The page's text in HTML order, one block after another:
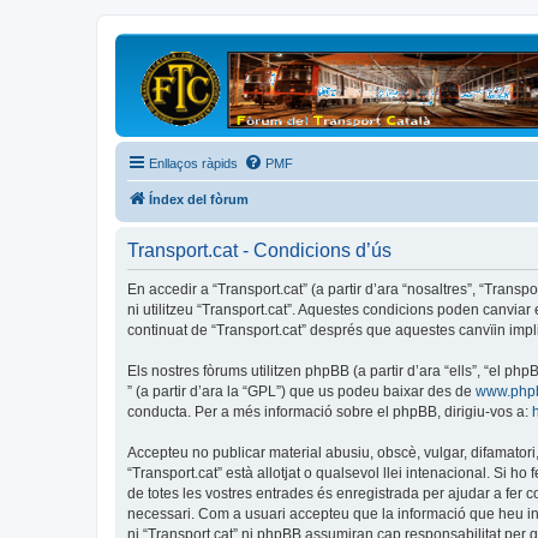
Enllaços ràpids PMF
Índex del fòrum
Transport.cat - Condicions d’ús
En accedir a “Transport.cat” (a partir d’ara “nosaltres”,
ni utilitzeu “Transport.cat”. Aquestes condicions poden
continuat de “Transport.cat” després que aquestes canvïin
Els nostres fòrums utilitzen phpBB (a partir d’ara “ells”, “el
” (a partir d’ara la “GPL”) que us podeu baixar des de
conducta. Per a més informació sobre el phpBB, dirigiu-vos a:
Accepteu no publicar material abusiu, obscè, vulgar,
“Transport.cat” està allotjat o qualsevol llei intenacional. Si
de totes les vostres entrades és enregistrada per ajudar a fer
necessari. Com a usuari accepteu que la informació que heu
ni “Transport.cat” ni phpBB assumiran cap responsabilitat